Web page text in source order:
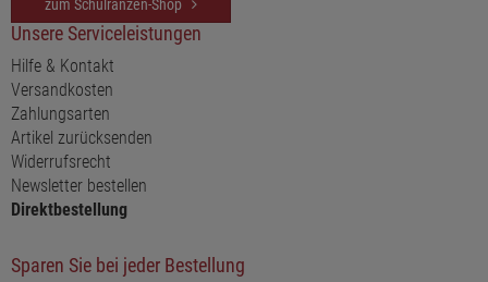
zum Schulranzen-Shop
Unsere Serviceleistungen
Hilfe & Kontakt
Versandkosten
Zahlungsarten
Artikel zurücksenden
Widerrufsrecht
Newsletter bestellen
Direktbestellung
Sparen Sie bei jeder Bestellung